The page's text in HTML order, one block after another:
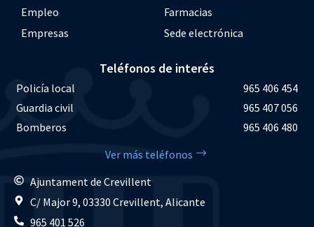
Empleo
Farmacias
Empresas
Sede electrónica
Teléfonos de interés
Policía local
965 406 454
Guardia civil
965 407 056
Bomberos
965 406 480
Ver más teléfonos
Ajuntament de Crevillent
C/ Major 9, 03330 Crevillent, Alicante
965 401 526